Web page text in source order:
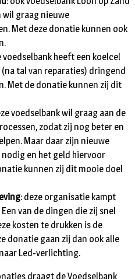
wil graag nieuwe
Met deze donatie kunnen ook
voedselbank heeft een koelcel
tal van reparaties) dringend
Met de donatie kunnen zij dit
voedselbank wil graag aan de
zodat zij nog beter en
Maar daar zijn nieuwe
en het geld hiervoor
kunnen zij dit mooie doel
: deze organisatie kampt
van de dingen die zij snel
kosten te drukken is de
donatie gaan zij dan ook alle
Led-verlichting.
draagt de Voedselbank